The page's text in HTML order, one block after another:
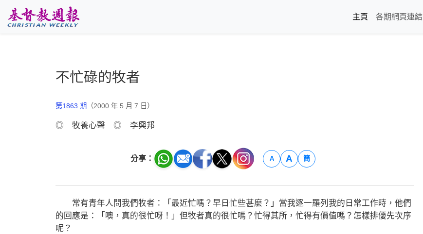
主頁
各期網頁連結
不忙碌的牧者
第1863 期 （2000 年 5 月 7 日）
◎ 牧養心聲 ◎ 李興邦
分享： A A 簡
常有青年人問我們牧者：「最近忙嗎？早日忙些甚麼？」當我逐一羅列我的日常工作時，他們
的回應是：「噢，真的很忙呀！」但牧者真的很忙嗎？忙得其所，忙得有價值嗎？怎樣排優先次序
呢？